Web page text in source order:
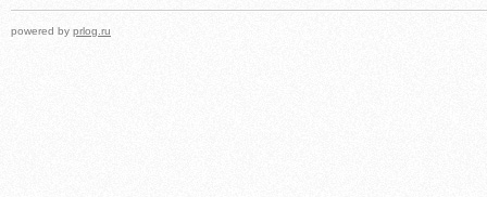
powered by prlog.ru